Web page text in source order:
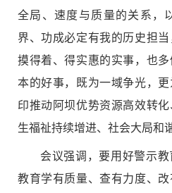
全局、速度与质量的关系，
界、功成必定有我的历史担当
摸得着、得实惠的实事，也
本的好事，既为一域争光，
印推动阿坝优势资源高效转
生福祉持续增进、社会大局和
会议强调，要用好警示
教育学有质量、查有力度、